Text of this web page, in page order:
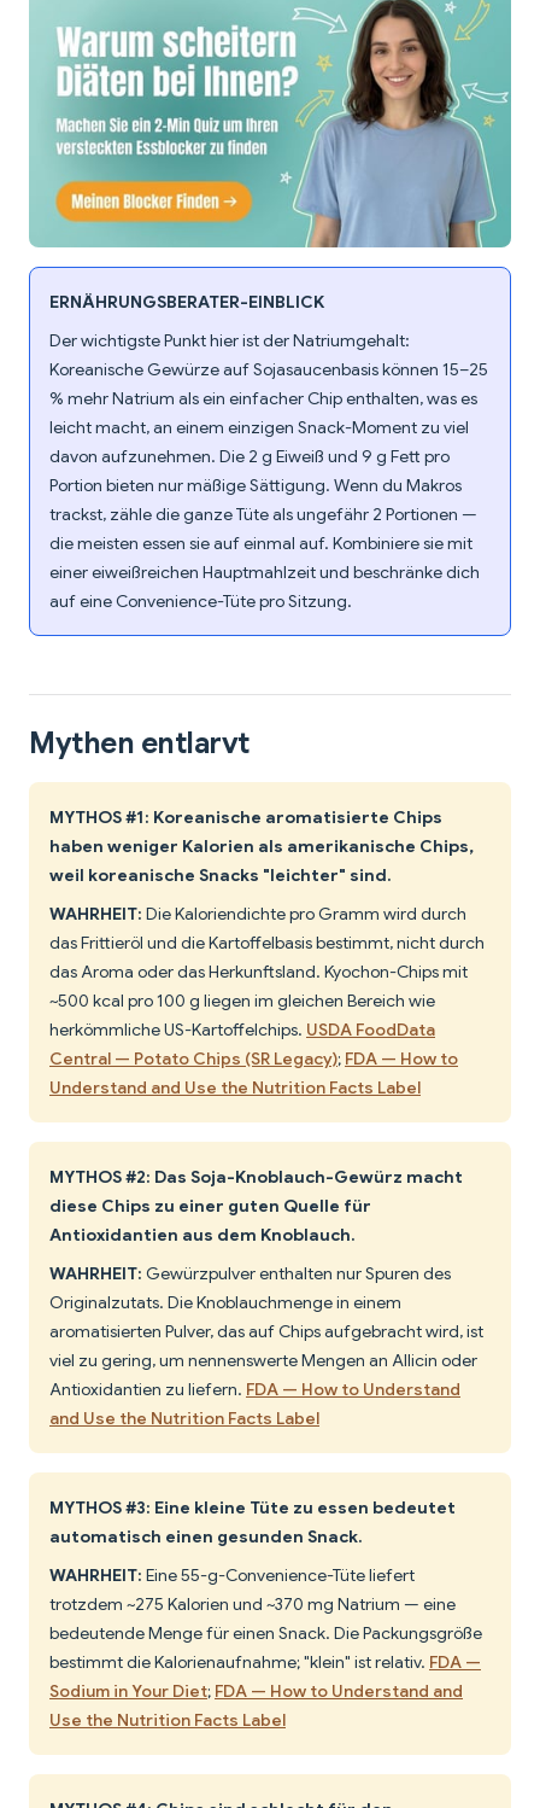
ERNÄHRUNGSBERATER-EINBLICK
Der wichtigste Punkt hier ist der Natriumgehalt:
Koreanische Gewürze auf Sojasaucenbasis können 15–25
% mehr Natrium als ein einfacher Chip enthalten, was es
leicht macht, an einem einzigen Snack-Moment zu viel
davon aufzunehmen. Die 2 g Eiweiß und 9 g Fett pro
Portion bieten nur mäßige Sättigung. Wenn du Makros
trackst, zähle die ganze Tüte als ungefähr 2 Portionen —
die meisten essen sie auf einmal auf. Kombiniere sie mit
einer eiweißreichen Hauptmahlzeit und beschränke dich
auf eine Convenience-Tüte pro Sitzung.
Mythen entlarvt
MYTHOS #1: Koreanische aromatisierte Chips
haben weniger Kalorien als amerikanische Chips,
weil koreanische Snacks "leichter" sind.
WAHRHEIT: Die Kaloriendichte pro Gramm wird durch
das Frittieröl und die Kartoffelbasis bestimmt, nicht durch
das Aroma oder das Herkunftsland. Kyochon-Chips mit
~500 kcal pro 100 g liegen im gleichen Bereich wie
herkömmliche US-Kartoffelchips. USDA FoodData
Central — Potato Chips (SR Legacy); FDA — How to
Understand and Use the Nutrition Facts Label
MYTHOS #2: Das Soja-Knoblauch-Gewürz macht
diese Chips zu einer guten Quelle für
Antioxidantien aus dem Knoblauch.
WAHRHEIT: Gewürzpulver enthalten nur Spuren des
Originalzutats. Die Knoblauchmenge in einem
aromatisierten Pulver, das auf Chips aufgebracht wird, ist
viel zu gering, um nennenswerte Mengen an Allicin oder
Antioxidantien zu liefern. FDA — How to Understand
and Use the Nutrition Facts Label
MYTHOS #3: Eine kleine Tüte zu essen bedeutet
automatisch einen gesunden Snack.
WAHRHEIT: Eine 55-g-Convenience-Tüte liefert
trotzdem ~275 Kalorien und ~370 mg Natrium — eine
bedeutende Menge für einen Snack. Die Packungsgröße
bestimmt die Kalorienaufnahme; "klein" ist relativ. FDA —
Sodium in Your Diet; FDA — How to Understand and
Use the Nutrition Facts Label